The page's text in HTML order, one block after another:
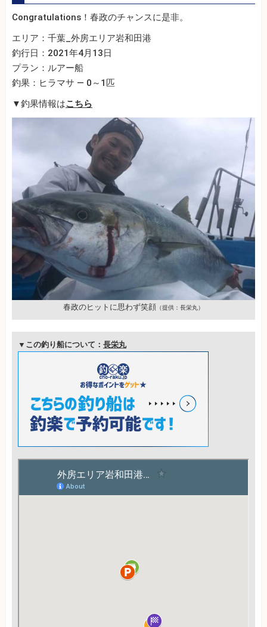
Congratulations！春政のチャンスに是非。
エリア：千葉_外房エリア岩和田港
釣行日：2021年4月13日
プラン：ルアー船
釣果：ヒラマサ — 0～1匹
▼釣果情報はこちら
春政のヒットに思わず笑顔 （提供：長栄丸）
▼この釣り船について： 長栄丸